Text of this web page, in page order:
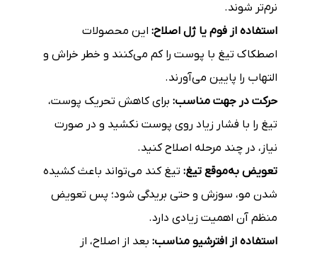
نرم‌تر شوند.
استفاده از فوم یا ژل اصلاح: این محصولات
اصطکاک تیغ با پوست را کم می‌کنند و خطر خراش و
التهاب را پایین می‌آورند.
حرکت در جهت مناسب: برای کاهش تحریک پوست،
تیغ را با فشار زیاد روی پوست نکشید و در صورت
نیاز، در چند مرحله اصلاح کنید.
تعویض به‌موقع تیغ: تیغ کند می‌تواند باعث کشیده
شدن مو، سوزش و حتی بریدگی شود؛ پس تعویض
منظم آن اهمیت زیادی دارد.
استفاده از افترشیو مناسب: بعد از اصلاح، از